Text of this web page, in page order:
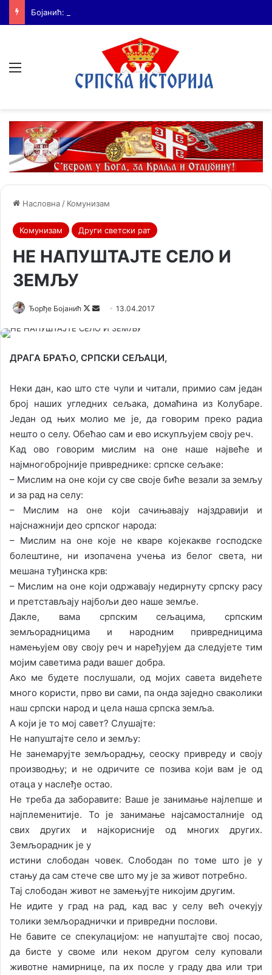
Насловна / Комунизам
Комунизам Други светски рат
НЕ НАПУШТАЈТЕ СЕЛО И
ЗЕМЉУ
Ђорђе Бојанић
F
X a
i
13.04.2017
ДРАГА БРАЋО, СРПСКИ СЕЉАЦИ,
Неки дан, као што сте чули и читали, примио сам један
број наших угледних сељака, домаћина из Колубаре.
Један од њих молио ме је, да говорим преко радиа
нешто о селу. Обећао сам и ево искупљујем своју реч.
Кад ово говорим мислим на оне наше највеће и
најмногобројније привреднике: српске сељаке:
– Мислим на оне који су све своје биће везали за земљу
и за рад на селу:
– Мислим на оне који сачињавају најздравији и
најснажнији део српског народа:
– Мислим на оне које не кваре којекакве господске
болештине, ни изопачена учења из белог света, ни
мешана туђинска крв:
– Мислим на оне који одржавају недирнуту српску расу
и претстављају најбољи део наше земље.
Дакле, вама српским сељацима, српским
земљорадницима и народним привредницима
намењујем ову своју реч и наређујем да следујете тим
мојим саветима ради вашег добра.
Ако ме будете послушали, од мојих савета видећете
много користи, прво ви сами, па онда заједно сваколики
наш српски народ и цела наша српска земља.
А који је то мој савет? Слушајте:
Не напуштајте село и земљу:
Не занемарујте земљорадњу, сеоску привреду и своју
производњу; и не одричите се позива који вам је од
отаца у наслеђе остао.
Не треба да заборавите: Ваше је занимање најлепше и
најплеменитије. То је занимање најсамосталније од
свих других и најкорисније од многих других.
Земљорадник је у
истини слободан човек. Слободан по томе што је у
стању да сам стече све што му је за живот потребно.
Тај слободан живот не замењујте никојим другим.
Не идите у град на рад, кад вас у селу већ очекују
толики земљораднички и привредни послови.
Не бавите се спекулацијом: не напуштајте свој посао,
да бисте у своме или неком другом селу куповали
животне намирнице, па их после у граду два или три